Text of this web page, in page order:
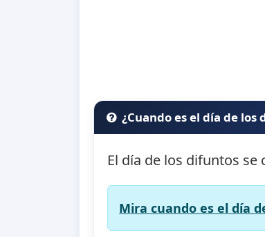
¿Cuando es el día de los
El día de los difuntos se
Mira cuando es el día